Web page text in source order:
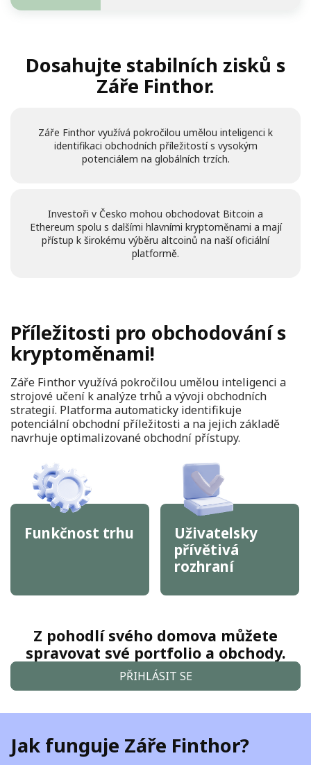
Dosahujte stabilních zisků s
Záře Finthor.
Záře Finthor využívá pokročilou umělou inteligenci k
identifikaci obchodních příležitostí s vysokým
potenciálem na globálních trzích.
Investoři v Česko mohou obchodovat Bitcoin a
Ethereum spolu s dalšími hlavními kryptoměnami a mají
přístup k širokému výběru altcoinů na naší oficiální
platformě.
Příležitosti pro obchodování s
kryptoměnami!
Záře Finthor využívá pokročilou umělou inteligenci a
strojové učení k analýze trhů a vývoji obchodních
strategií. Platforma automaticky identifikuje
potenciální obchodní příležitosti a na jejich základě
navrhuje optimalizované obchodní přístupy.
Funkčnost trhu
Uživatelsky
přívětivá
rozhraní
Z pohodlí svého domova můžete
spravovat své portfolio a obchody.
PŘIHLÁSIT SE
Jak funguje Záře Finthor?